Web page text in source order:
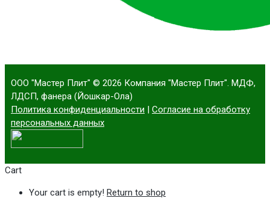
ООО "Мастер Плит" © 2026 Компания "Мастер Плит". МДФ,
ЛДСП, фанера (Йошкар-Ола)
Политика конфиденциальности | Согласие на обработку
персональных данных
Cart
Your cart is empty! Return to shop